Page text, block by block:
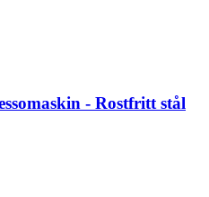
- Rostfritt stål